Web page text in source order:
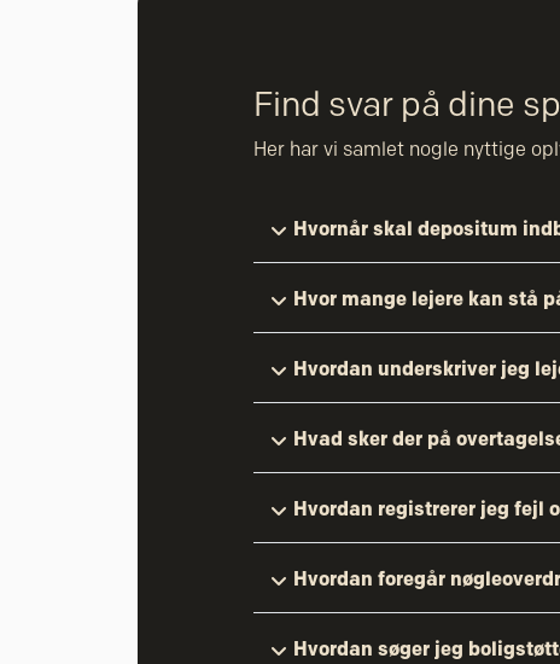
Find svar på dine
Her har vi samlet nogle nyttige
Hvornår skal depositum
Hvor mange lejere kan stå
Hvordan underskriver jeg
Hvad sker der på
Hvordan registrerer jeg fejl
Hvordan foregår
Hvordan søger jeg